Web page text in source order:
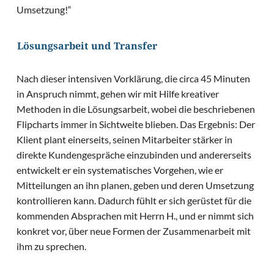
Umsetzung!“
Lösungsarbeit und Transfer
Nach dieser intensiven Vorklärung, die circa 45 Minuten
in Anspruch nimmt, gehen wir mit Hilfe kreativer
Methoden in die Lösungsarbeit, wobei die beschriebenen
Flipcharts immer in Sichtweite blieben. Das Ergebnis: Der
Klient plant einerseits, seinen Mitarbeiter stärker in
direkte Kundengespräche einzubinden und andererseits
entwickelt er ein systematisches Vorgehen, wie er
Mitteilungen an ihn planen, geben und deren Umsetzung
kontrollieren kann. Dadurch fühlt er sich gerüstet für die
kommenden Absprachen mit Herrn H., und er nimmt sich
konkret vor, über neue Formen der Zusammenarbeit mit
ihm zu sprechen.